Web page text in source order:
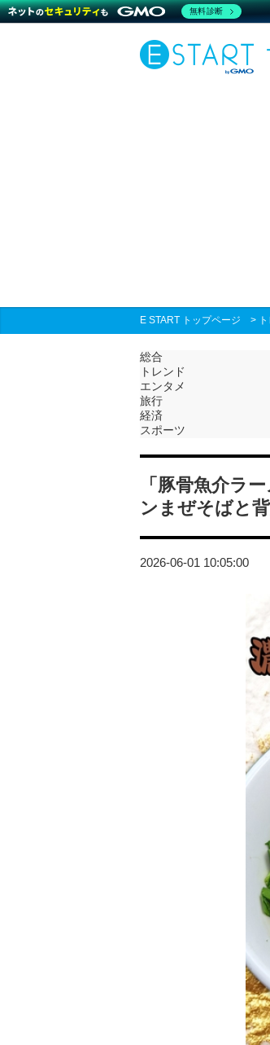
E START トップページ >
総合
トレンド
エンタメ
旅行
経済
スポーツ
「豚骨魚介ラ
ンまぜそばと
2026-06-01 10:05:00
無料診断